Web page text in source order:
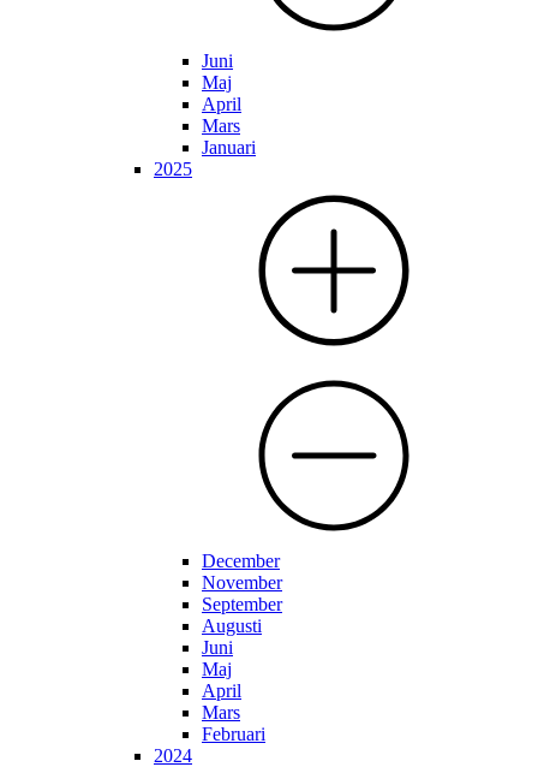
Juni
Maj
April
Mars
Januari
2025
December
November
September
Augusti
Juni
Maj
April
Mars
Februari
2024